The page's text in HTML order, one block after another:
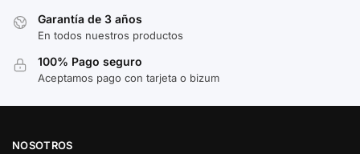
Garantía de 3 años
En todos nuestros productos
100% Pago seguro
Aceptamos pago con tarjeta o bizum
NOSOTROS